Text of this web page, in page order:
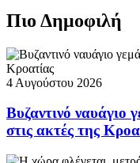
Πιο Δημοφιλή
4 Αυγούστου 2026
Βυζαντινό ναυάγιο
στις ακτές της